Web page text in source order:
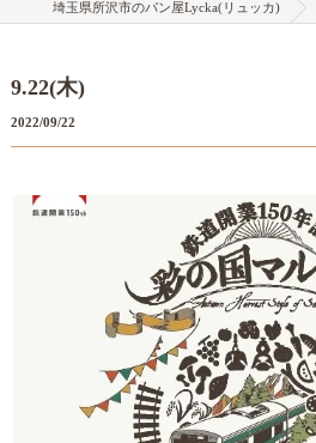
埼玉県所沢市のパン屋Lycka(リュッカ)
9.22(木)
2022/09/22